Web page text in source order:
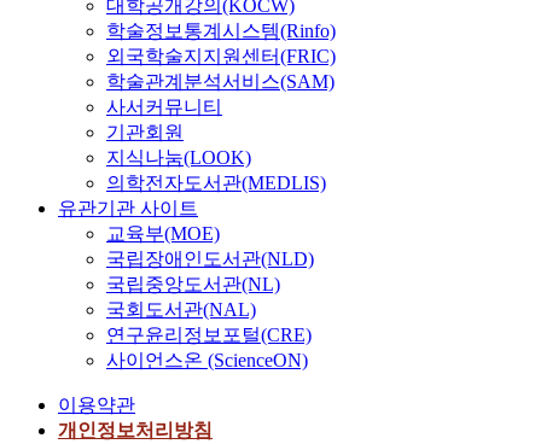
대학공개강의(KOCW)
학술정보통계시스템(Rinfo)
외국학술지지원센터(FRIC)
학술관계분석서비스(SAM)
사서커뮤니티
기관회원
지식나눔(LOOK)
의학전자도서관(MEDLIS)
유관기관 사이트
교육부(MOE)
국립장애인도서관(NLD)
국립중앙도서관(NL)
국회도서관(NAL)
연구윤리정보포털(CRE)
사이언스온 (ScienceON)
이용약관
개인정보처리방침